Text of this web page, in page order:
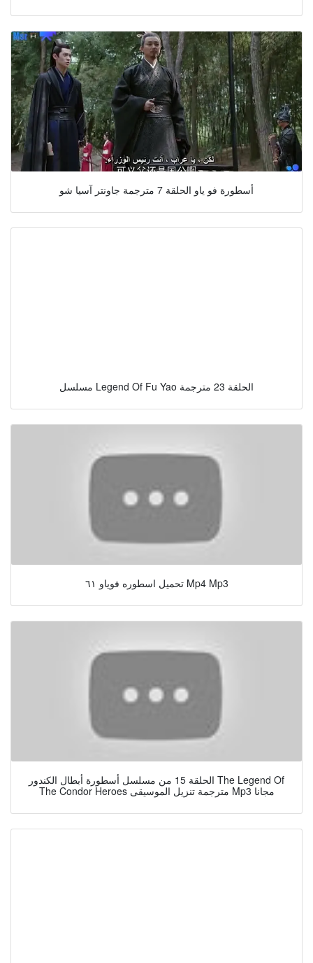
أسطورة فو ياو الحلقة 7 مترجمة جاونتر آسيا شو
مسلسل Legend Of Fu Yao الحلقة 23 مترجمة
تحميل اسطوره فوياو ٦١ Mp4 Mp3
الحلقة 15 من مسلسل أسطورة أبطال الكندور The Legend Of
The Condor Heroes مترجمة تنزيل الموسيقى Mp3 مجانا